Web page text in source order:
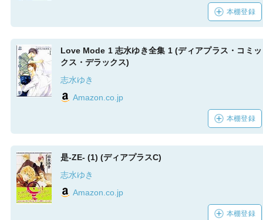
本棚登録
Love Mode 1 志水ゆき全集 1 (ディアプラス・コミッ
クス・デラックス)
志水ゆき
Amazon.co.jp
本棚登録
是-ZE- (1) (ディアプラスC)
志水ゆき
Amazon.co.jp
本棚登録